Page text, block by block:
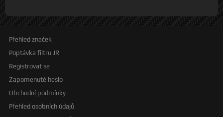
Přehled značek
Poptávka filtru JR
Registrovat se
Zapomenuté heslo
Obchodní podmínky
Přehled osobních údajů